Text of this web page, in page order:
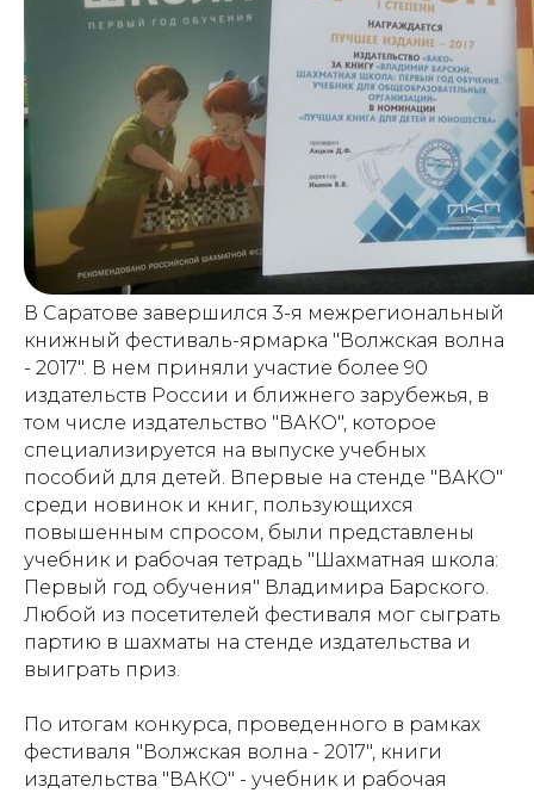
В Саратове завершился 3-я межрегиональный
книжный фестиваль-ярмарка "Волжская волна
- 2017". В нем приняли участие более 90
издательств России и ближнего зарубежья, в
том числе издательство "ВАКО", которое
специализируется на выпуске учебных
пособий для детей. Впервые на стенде "ВАКО"
среди новинок и книг, пользующихся
повышенным спросом, были представлены
учебник и рабочая тетрадь "Шахматная школа:
Первый год обучения" Владимира Барского.
Любой из посетителей фестиваля мог сыграть
партию в шахматы на стенде издательства и
выиграть приз.
По итогам конкурса, проведенного в рамках
фестиваля "Волжская волна - 2017", книги
издательства "ВАКО" - учебник и рабочая